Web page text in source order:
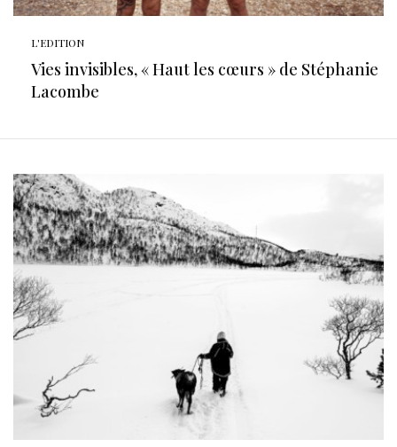
L'EDITION
Vies invisibles, « Haut les cœurs » de Stéphanie
Lacombe